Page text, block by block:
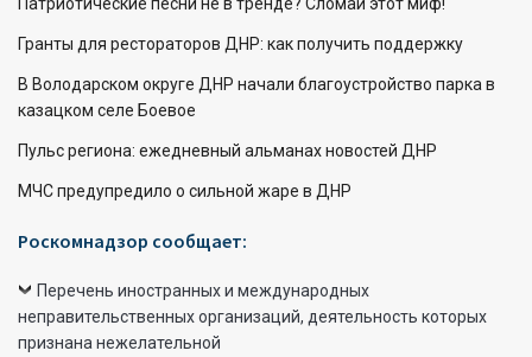
Гранты для рестораторов ДНР: как получить поддержку
В Володарском округе ДНР начали благоустройство парка в
казацком селе Боевое
Пульс региона: ежедневный альманах новостей ДНР
МЧС предупредило о сильной жаре в ДНР
Роскомнадзор сообщает:
Перечень иностранных и международных
неправительственных организаций, деятельность которых
признана нежелательной